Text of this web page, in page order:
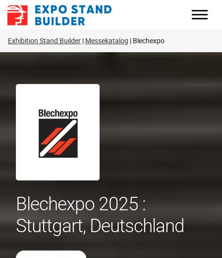
Zum
Inhalt
Exhibition Stand Builder Messekatalog Blechexpo
Blechexpo 2025 :
Stuttgart, Deutschland